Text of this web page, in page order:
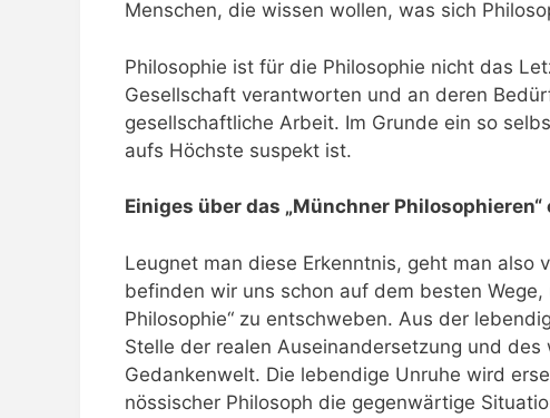
Menschen, die wissen wollen, was sich
Philosophie ist für die Philosophie nicht das
Gesellschaft verantworten und an deren
gesellschaftliche Arbeit. Im Grunde ein so
aufs Höchste suspekt ist.
Einiges über das „Münchner
Leugnet man diese Erkenntnis, geht man also
befinden wir uns schon auf dem besten
Philosophie“ zu entschweben. Aus der
Stelle der realen Auseinandersetzung und
Gedankenwelt. Die lebendige Unruhe wird
nössischer Philosoph die gegenwärtige